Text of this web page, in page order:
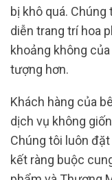
bị khô quá.
diễn trang trí hoa
khoảng không
tượng hơn.
Khách hàng của
dịch vụ không
Chúng tôi luôn
kết ràng buộc